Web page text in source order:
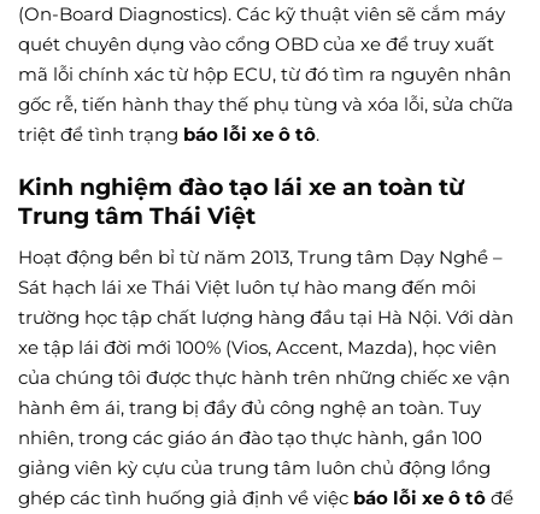
(On-Board Diagnostics). Các kỹ thuật viên sẽ cắm máy
quét chuyên dụng vào cổng OBD của xe để truy xuất
mã lỗi chính xác từ hộp ECU, từ đó tìm ra nguyên nhân
gốc rễ, tiến hành thay thế phụ tùng và xóa lỗi, sửa chữa
triệt để tình trạng báo lỗi xe ô tô.
Kinh nghiệm đào tạo lái xe an toàn từ
Trung tâm Thái Việt
Hoạt động bền bỉ từ năm 2013, Trung tâm Dạy Nghề –
Sát hạch lái xe Thái Việt luôn tự hào mang đến môi
trường học tập chất lượng hàng đầu tại Hà Nội. Với dàn
xe tập lái đời mới 100% (Vios, Accent, Mazda), học viên
của chúng tôi được thực hành trên những chiếc xe vận
hành êm ái, trang bị đầy đủ công nghệ an toàn. Tuy
nhiên, trong các giáo án đào tạo thực hành, gần 100
giảng viên kỳ cựu của trung tâm luôn chủ động lồng
ghép các tình huống giả định về việc báo lỗi xe ô tô để